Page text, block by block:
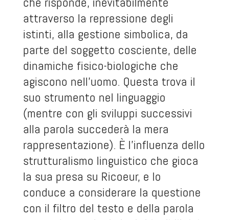
attraverso la repressione degli
istinti, alla gestione simbolica, da
parte del soggetto cosciente, delle
dinamiche fisico-biologiche che
agiscono nell’uomo. Questa trova il
suo strumento nel linguaggio
(mentre con gli sviluppi successivi
alla parola succederà la mera
rappresentazione). È l’influenza dello
strutturalismo linguistico che gioca
la sua presa su Ricoeur, e lo
conduce a considerare la questione
con il filtro del testo e della parola